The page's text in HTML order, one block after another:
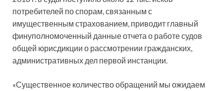
потребителей по спорам, связанным с
имущественным страхованием, приводит главный
финуполномоченный данные отчета о работе судов
общей юрисдикции о рассмотрении гражданских,
административных дел первой инстанции.
«Существенное количество обращений мы ожидаем